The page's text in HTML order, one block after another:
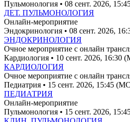
Пульмонология • 08 сент. 2026,
ДЕТ. ПУЛЬМОНОЛОГИЯ
Онлайн-мероприятие
Эндокринология • 08 сент. 2026,
ЭНДОКРИНОЛОГИЯ
Очное мероприятие с онлайн
Кардиология • 10 сент. 2026, 16:30
КАРДИОЛОГИЯ
Очное мероприятие с онлайн
Педиатрия • 15 сент. 2026, 15:45
ПЕДИАТРИЯ
Онлайн-мероприятие
Пульмонология • 15 сент. 2026,